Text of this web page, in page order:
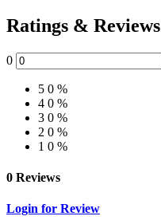
Ratings & Reviews
0
5 0 %
4 0 %
3 0 %
2 0 %
1 0 %
0 Reviews
Login for Review